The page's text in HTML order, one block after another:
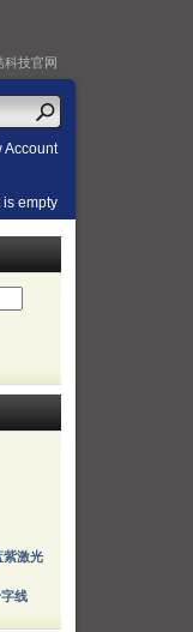
科技官网
Account
is empty
紫激光
线